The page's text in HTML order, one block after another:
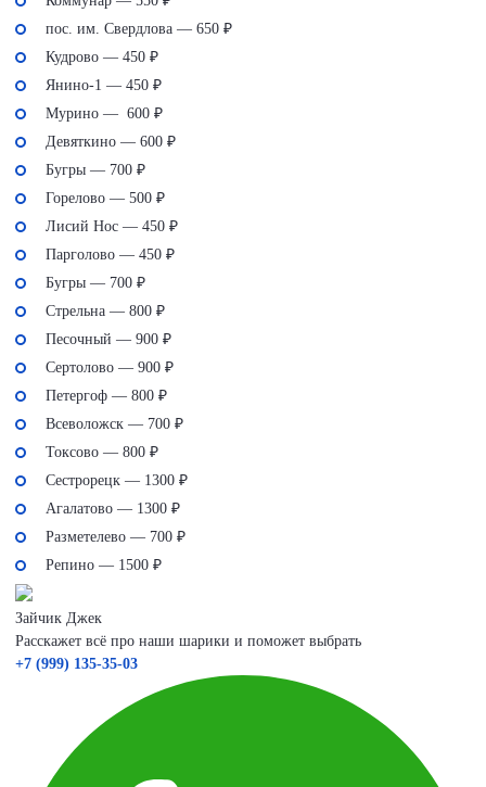
пос. им. Свердлова — 650 ₽
Кудрово — 450 ₽
Янино-1 — 450 ₽
Мурино — 600 ₽
Девяткино — 600 ₽
Бугры — 700 ₽
Горелово — 500 ₽
Лисий Нос — 450 ₽
Парголово — 450 ₽
Бугры — 700 ₽
Стрельна — 800 ₽
Песочный — 900 ₽
Сертолово — 900 ₽
Петергоф — 800 ₽
Всеволожск — 700 ₽
Токсово — 800 ₽
Сестрорецк — 1300 ₽
Агалатово — 1300 ₽
Разметелево — 700 ₽
Репино — 1500 ₽
Зайчик Джек
Расскажет всё про наши шарики и поможет выбрать
+7 (999) 135-35-03